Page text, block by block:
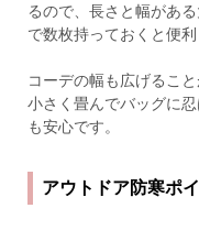
るので、長さと幅があ
で数枚持っておくと便利
コーデの幅も広げるこ
小さく畳んでバッグに
も安心です。
アウトドア防寒ポ